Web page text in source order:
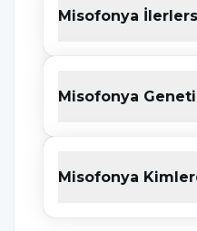
Özellikle diş
hastalıkta
Kişiler bu seslere
Hastalığın
Patlamış mısır
Misofonya
Misofonya
Misofonya